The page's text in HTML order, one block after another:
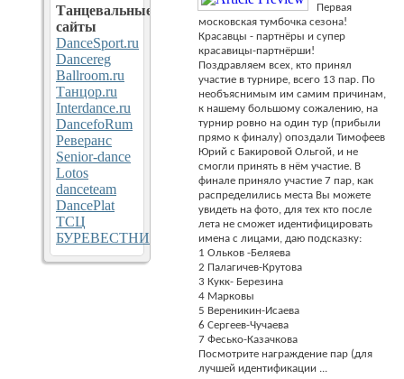
Танцевальные
сайты
DanceSport.ru
Dancereg
Ballroom.ru
Танцор.ru
Interdance.ru
DancefoRum
Реверанс
Senior-dance
Lotos
danceteam
DancePlat
ТСЦ
БУРЕВЕСТНИК
Первая
московская тумбочка сезона!
Красавцы - партнёры и супер
красавицы-партнёрши!
Поздравляем всех, кто принял
участие в турнире, всего 13 пар. По
необъяснимым им самим причинам,
к нашему большому сожалению, на
турнир ровно на один тур (прибыли
прямо к финалу) опоздали Тимофеев
Юрий с Бакировой Ольгой, и не
смогли принять в нём участие. В
финале приняло участие 7 пар, как
распределились места Вы можете
увидеть на фото, для тех кто после
лета не сможет идентифицировать
имена с лицами, даю подсказку:
1 Ольков -Беляева
2 Палагичев-Крутова
3 Кукк- Березина
4 Марковы
5 Вереникин-Исаева
6 Сергеев-Чучаева
7 Фесько-Казачкова
Посмотрите награждение пар (для
лучшей идентификации ...